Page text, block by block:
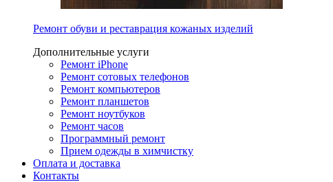
Ремонт обуви и реставрация кожаных изделий
Дополнительные услуги
Ремонт iPhone
Ремонт сотовых телефонов
Ремонт компьютеров
Ремонт планшетов
Ремонт ноутбуков
Ремонт часов
Программный ремонт
Прием одежды в химчистку
Оплата и доставка
Контакты